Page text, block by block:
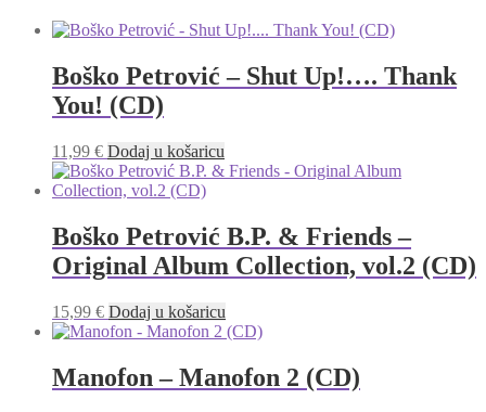
Boško Petrović – Shut Up!…. Thank
You! (CD)
11,99 € Dodaj u košaricu
Boško Petrović B.P. & Friends –
Original Album Collection, vol.2 (CD)
15,99 € Dodaj u košaricu
Manofon – Manofon 2 (CD)